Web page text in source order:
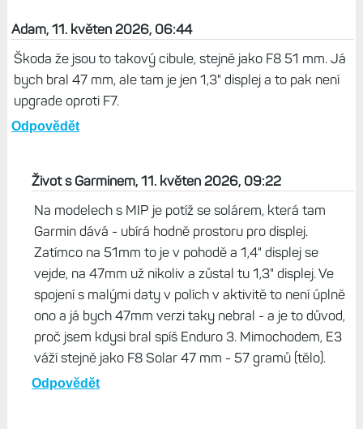
Adam, 11. květen 2026, 06:44
Škoda že jsou to takový cibule, stejně jako F8 51 mm. Já
bych bral 47 mm, ale tam je jen 1,3" displej a to pak není
upgrade oproti F7.
Odpovědět
Život s Garminem, 11. květen 2026, 09:22
Na modelech s MIP je potíž se solárem, která tam
Garmin dává - ubírá hodně prostoru pro displej.
Zatímco na 51mm to je v pohodě a 1,4" displej se
vejde, na 47mm už nikoliv a zůstal tu 1,3" displej. Ve
spojení s malými daty v polích v aktivitě to není úplně
ono a já bych 47mm verzi taky nebral - a je to důvod,
proč jsem kdysi bral spíš Enduro 3. Mimochodem, E3
váží stejně jako F8 Solar 47 mm - 57 gramů (tělo).
Odpovědět